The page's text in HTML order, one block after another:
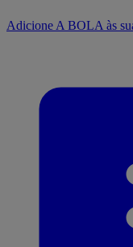
Adicione A BOLA às